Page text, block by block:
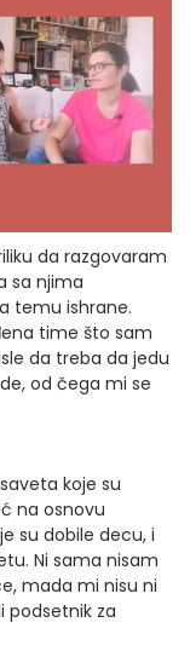
da razgovaram
sa njima
temu ishrane.
time što sam
da treba da jedu
od čega mi se
koje su
na osnovu
su dobile decu, i
Ni sama nisam
mada mi nisu ni
podsetnik za